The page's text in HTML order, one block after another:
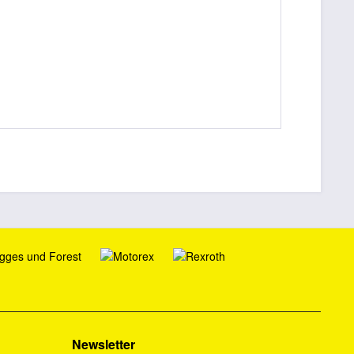
Newsletter